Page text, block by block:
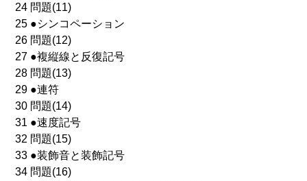
24 問題(11)
25 ●シンコペーション
26 問題(12)
27 ●複縦線と反復記号
28 問題(13)
29 ●連符
30 問題(14)
31 ●速度記号
32 問題(15)
33 ●装飾音と装飾記号
34 問題(16)